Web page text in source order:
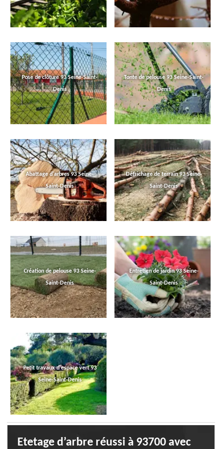
Pose de clôture 93 Seine-Saint-
Denis
Tonte de pelouse 93 Seine-Saint-
Denis
Abattage d'arbres 93 Seine-
Saint-Denis
Défrichage de terrain 93 Seine-
Saint-Denis
Création de pelouse 93 Seine-
Saint-Denis
Entretien de jardin 93 Seine-
Saint-Denis
Petit travaux d'espace vert 93
Seine-Saint-Denis
Etetage d’arbre réussi à 93700 avec